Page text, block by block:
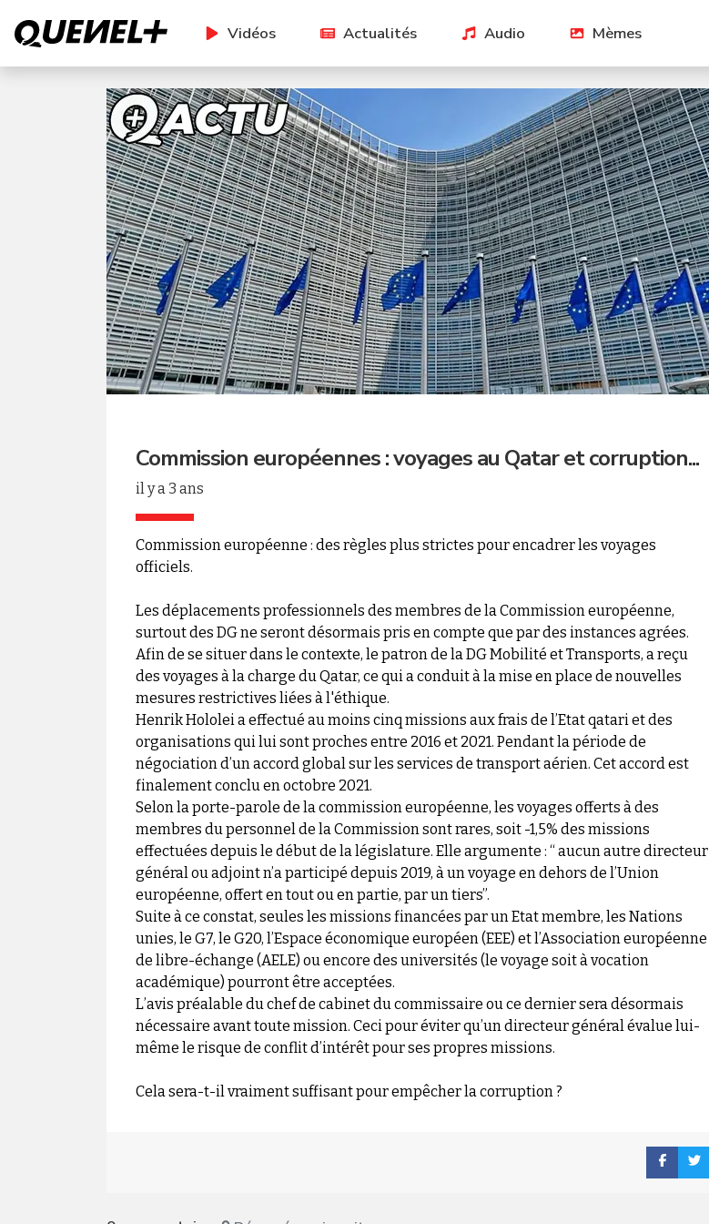
Vidéos Actualités Audio Mèmes
Commission européennes : voyages au Qatar et corruption...
il y a 3 ans
Commission européenne : des règles plus strictes pour encadrer les voyages
officiels.
Les déplacements professionnels des membres de la Commission européenne,
surtout des DG ne seront désormais pris en compte que par des instances agrées.
Afin de se situer dans le contexte, le patron de la DG Mobilité et Transports, a reçu
des voyages à la charge du Qatar, ce qui a conduit à la mise en place de nouvelles
mesures restrictives liées à l'éthique.
Henrik Hololei a effectué au moins cinq missions aux frais de l’Etat qatari et des
organisations qui lui sont proches entre 2016 et 2021. Pendant la période de
négociation d’un accord global sur les services de transport aérien. Cet accord est
finalement conclu en octobre 2021.
Selon la porte-parole de la commission européenne, les voyages offerts à des
membres du personnel de la Commission sont rares, soit -1,5% des missions
effectuées depuis le début de la législature. Elle argumente : “ aucun autre directeur
général ou adjoint n’a participé depuis 2019, à un voyage en dehors de l’Union
européenne, offert en tout ou en partie, par un tiers”.
Suite à ce constat, seules les missions financées par un Etat membre, les Nations
unies, le G7, le G20, l’Espace économique européen (EEE) et l’Association européenne
de libre-échange (AELE) ou encore des universités (le voyage soit à vocation
académique) pourront être acceptées.
L’avis préalable du chef de cabinet du commissaire ou ce dernier sera désormais
nécessaire avant toute mission. Ceci pour éviter qu’un directeur général évalue lui-
même le risque de conflit d’intérêt pour ses propres missions.
Cela sera-t-il vraiment suffisant pour empêcher la corruption ?